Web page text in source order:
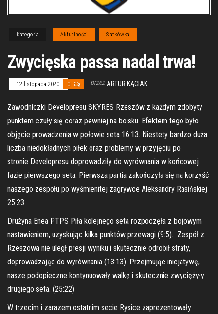
Kategoria Aktualności Siatkówka
Zwycięska passa nadal trwa!
12 listopada 2020 0 przez ARTUR KĄCIAK
Zawodniczki Developresu SKYRES Rzeszów z każdym zdobyty
punktem czuły się coraz pewniej na boisku. Efektem tego było
objęcie prowadzenia w połowie seta 16:13. Niestety bardzo duża
liczba niedokładnych piłek oraz problemy w przyjęciu po
stronie Developresu doprowadziły do wyrównania w końcowej
fazie pierwszego seta. Pierwsza partia zakończyła się na korzyść
naszego zespołu po wyśmienitej zagrywce Aleksandry Rasińskiej
25:23.
Drużyna Enea PTPS Piła kolejnego seta rozpoczęła z bojowym
nastawieniem, uzyskując kilka punktów przewagi (9:5). Zespół z
Rzeszowa nie uległ presji wyniku i skutecznie odrobił straty,
doprowadzając do wyrównania (13:13). Przejmując inicjatywę,
nasze podopieczne kontynuowały walkę i skutecznie zwyciężyły
drugiego seta. (25:22)
W trzecim i zarazem ostatnim secie Rysice zaprezentowały